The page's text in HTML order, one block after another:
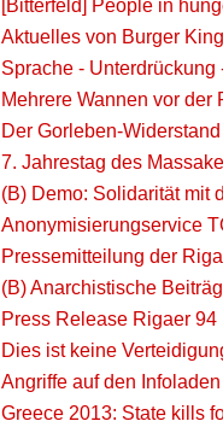
[Bitterfeld] People in
Aktuelles von Burger King
Sprache - Unterdrückung
Mehrere Wannen vor der
Der Gorleben-
7. Jahrestag des
(B) Demo: Solidarität mit
Anonymisierungservice
Pressemitteilung der
(B) Anarchistische
Press Release Rigaer 94
Dies ist keine
Angriffe auf den
Greece 2013: State kills